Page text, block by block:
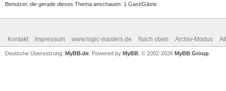
Benutzer, die gerade dieses Thema anschauen: 1 Gast/Gäste
Kontakt Impressum www.logic-masters.de Nach oben Archiv-Modus
Deutsche Übersetzung: MyBB.de , Powered by MyBB , © 2002-2026 MyBB Group